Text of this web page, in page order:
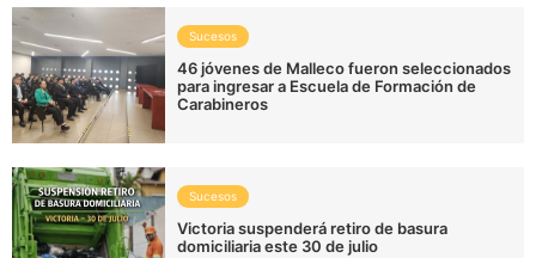
Sucesos
46 jóvenes de Malleco fueron seleccionados
para ingresar a Escuela de Formación de
Carabineros
Sucesos
Victoria suspenderá retiro de basura
domiciliaria este 30 de julio